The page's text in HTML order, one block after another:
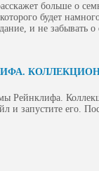
больше о
будет
и не забывать о
Рейнклифа.
и запустите его.